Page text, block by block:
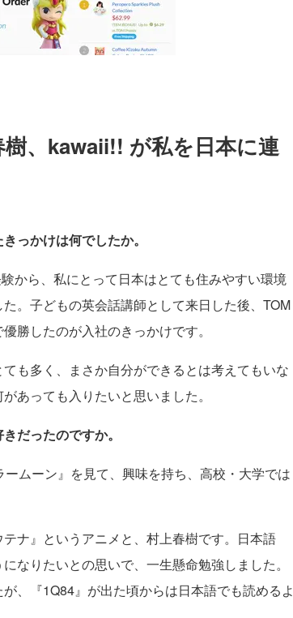
、kawaii!! が私を日本に連
っかけは何でしたか。
から、私にとって日本はとても住みやすい環境
。子どもの英会話講師として来日した後、TOM
優勝したのが入社のきっかけです。
も多く、まさか自分ができるとは考えてもいな
あっても入りたいと思いました。
だったのですか。
ムーン』を見て、興味を持ち、高校・大学では
ナ』というアニメと、村上春樹です。日本語
なりたいとの思いで、一生懸命勉強しました。
、『1Q84』が出た頃からは日本語でも読めるよ